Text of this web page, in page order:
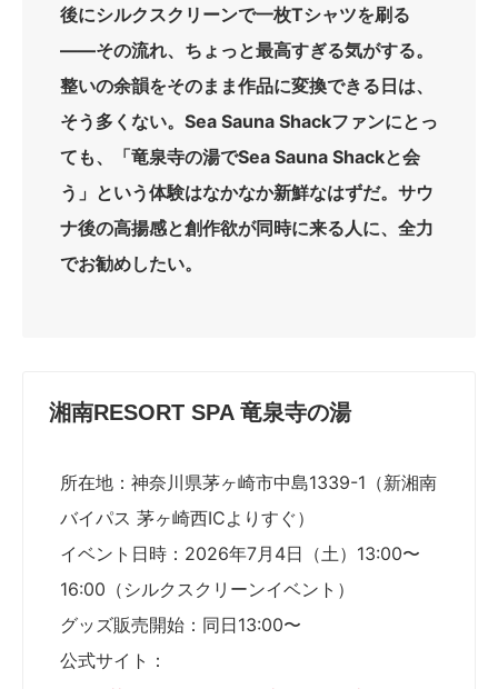
後にシルクスクリーンで一枚Tシャツを刷る
——その流れ、ちょっと最高すぎる気がする。
整いの余韻をそのまま作品に変換できる日は、
そう多くない。Sea Sauna Shackファンにとっ
ても、「竜泉寺の湯でSea Sauna Shackと会
う」という体験はなかなか新鮮なはずだ。サウ
ナ後の高揚感と創作欲が同時に来る人に、全力
でお勧めしたい。
湘南RESORT SPA 竜泉寺の湯
所在地：神奈川県茅ヶ崎市中島1339-1（新湘南
バイパス 茅ヶ崎西ICよりすぐ）
イベント日時：2026年7月4日（土）13:00〜
16:00（シルクスクリーンイベント）
グッズ販売開始：同日13:00〜
公式サイト：